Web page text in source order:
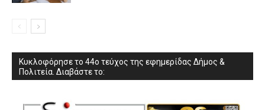
Κυκλοφόρησε το 44ο τεύχος της εφημερίδας Δήμος &
Πολιτεία. Διαβάστε το: